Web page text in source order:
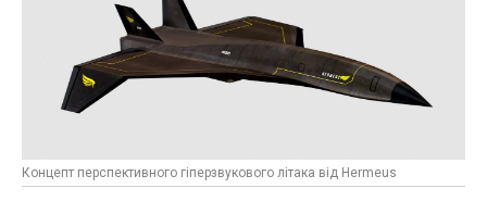
Концепт перспективного гіперзвукового літака від Hermeus